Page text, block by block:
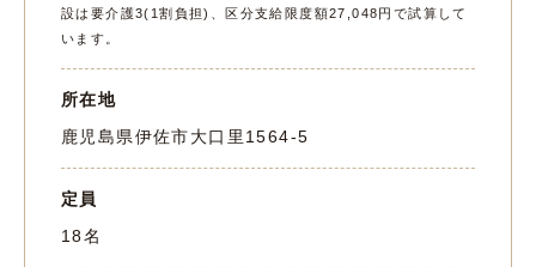
設は要介護3(1割負担)、区分支給限度額27,048円で試算して
います。
所在地
鹿児島県伊佐市大口里1564-5
定員
18名